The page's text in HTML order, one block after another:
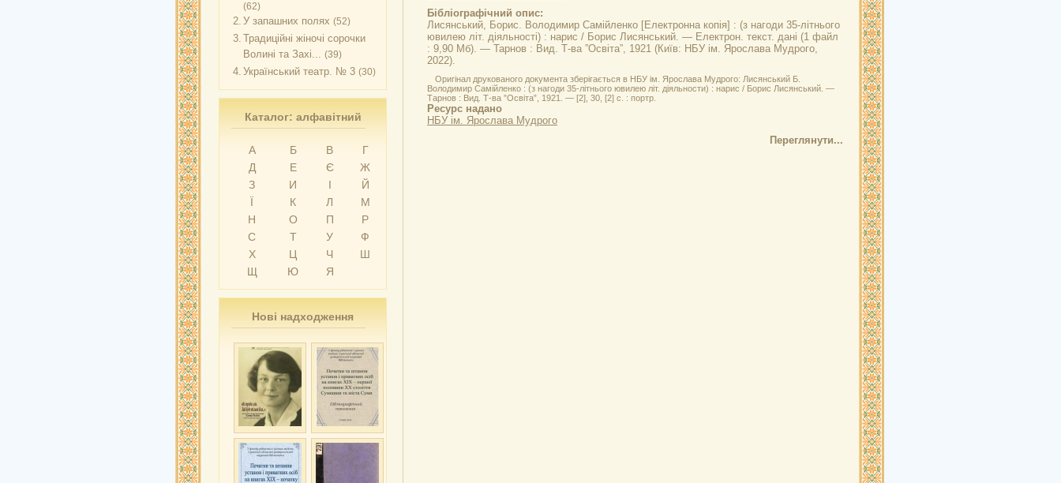
(62)
2. У запашних полях (52)
3. Традиційні жіночі сорочки
Волині та Захі... (39)
4. Український театр. № 3 (30)
Каталог: алфавітний
А Б В
Г
Д
Е Є
Ж
З
И І
Й
Ї
К Л
М
Н
О П
Р
С
Т У
Ф
Х
Ц Ч
Ш
Щ
Ю Я
Нові надходження
Бібліографічний опис:
Лисянський, Борис. Володимир Самійленко [Електронна копія] : (з нагоди 35-літнього
ювилею літ. діяльності) : нарис / Борис Лисянський. — Електрон. текст. дані (1 файл
: 9,90 Мб). — Тарнов : Вид. Т-ва ”Освіта”, 1921 (Київ: НБУ ім. Ярослава Мудрого,
2022).
Оригінал друкованого документа зберігається в НБУ ім. Ярослава Мудрого: Лисянський Б.
Володимир Самійленко : (з нагоди 35-літнього ювилею літ. діяльности) : нарис / Борис Лисянський. —
Тарнов : Вид. Т-ва ”Освіта”, 1921. — [2], 30, [2] с. : портр.
Ресурс надано
НБУ ім. Ярослава Мудрого
Переглянути...